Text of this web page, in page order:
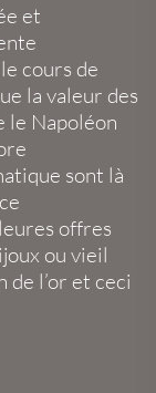
et
cours de
la valeur des
le Napoléon
sont là
offres
ou vieil
l’or et ceci